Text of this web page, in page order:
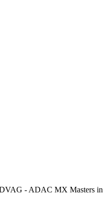
- ADAC MX Masters in